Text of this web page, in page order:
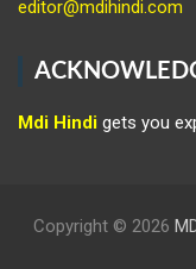
editor@mdihindi.com
Mdi Hindi gets you
Copyright © 2026